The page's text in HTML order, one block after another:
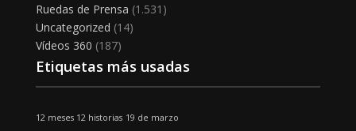
Ruedas de Prensa (1.531)
Uncategorized (14)
Vídeos 360 (187)
Etiquetas más usadas
12 meses 12 historias 19 de marzo